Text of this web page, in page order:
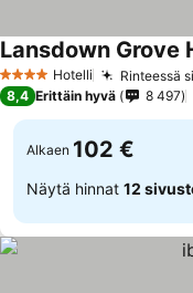
4 Tähtiluokitus
Hotelli Rinteessä
Lansdown Grove
8,4 Erittäin hyvä 8 497
Alkaen 102 €
Näytä hinnat 12